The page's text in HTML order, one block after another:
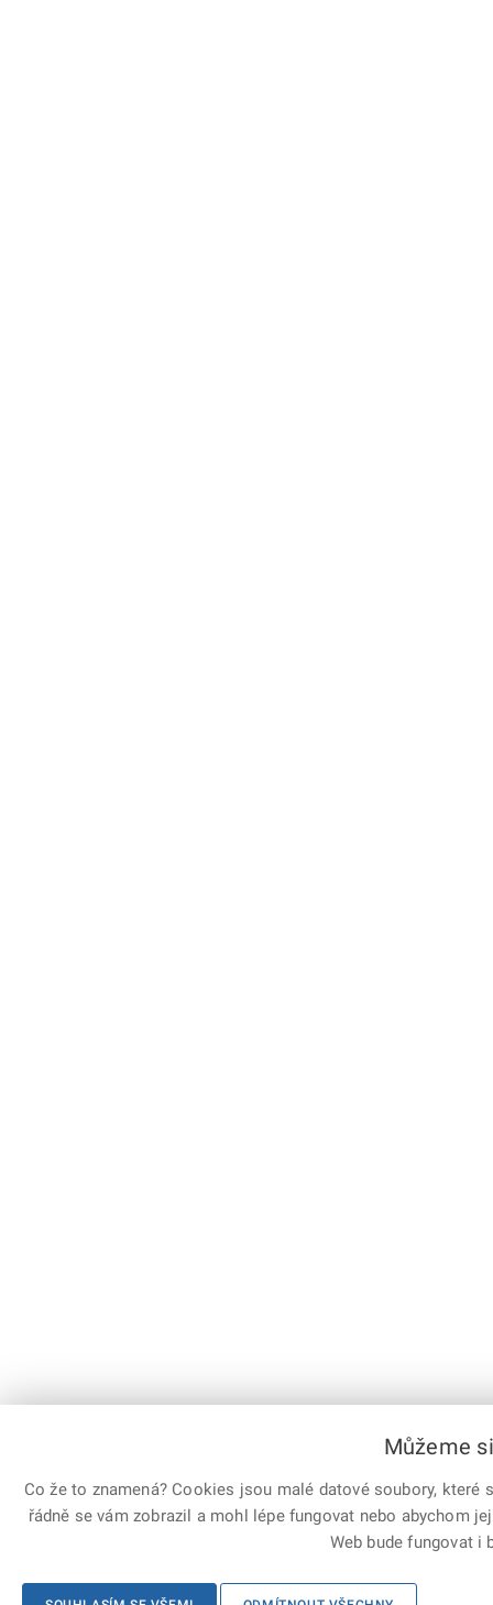
Můžeme
Co že to znamená? Cookies jsou malé datové soubory,
řádně se vám zobrazil a mohl lépe fungovat nebo abychom
Web bude fungovat i